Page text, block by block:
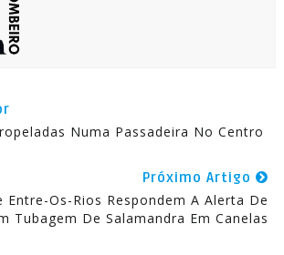
Numa Passadeira No Centro
Próximo Artigo
Entre-Os-Rios Respondem A Alerta De
Tubagem De Salamandra Em Canelas